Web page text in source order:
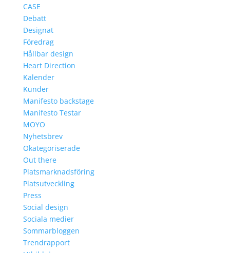
CASE
Debatt
Designat
Föredrag
Hållbar design
Heart Direction
Kalender
Kunder
Manifesto backstage
Manifesto Testar
MOYO
Nyhetsbrev
Okategoriserade
Out there
Platsmarknadsföring
Platsutveckling
Press
Social design
Sociala medier
Sommarbloggen
Trendrapport